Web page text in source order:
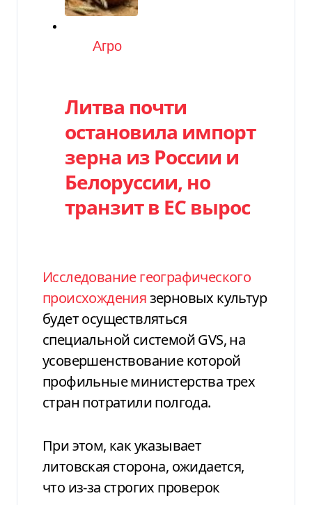
Категория
Агро
Литва почти
остановила импорт
зерна из России и
Белоруссии, но
транзит в ЕС вырос
Исследование географического
происхождениязерновых культур
будет осуществляться
специальной системой GVS, на
усовершенствование которой
профильные министерства трех
стран потратили полгода.
При этом, как указывает
литовская сторона, ожидается,
что из-за строгих проверок